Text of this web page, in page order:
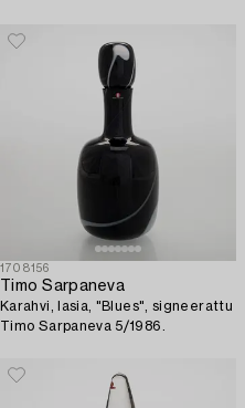
1708156
Timo Sarpaneva
Karahvi, lasia, "Blues", signeerattu
Timo Sarpaneva 5/1986.